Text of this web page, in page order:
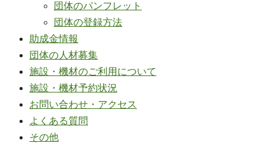
団体のパンフレット
団体の登録方法
助成金情報
団体の人材募集
施設・機材のご利用について
施設・機材予約状況
お問い合わせ・アクセス
よくある質問
その他